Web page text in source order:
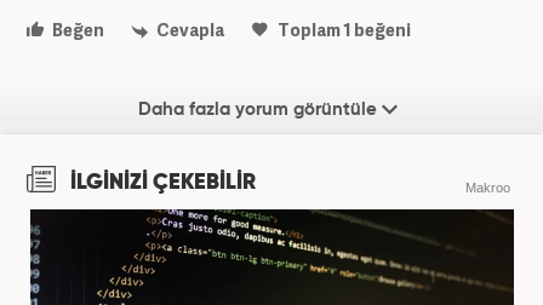
Beğen
Cevapla Toplam1 beğeni
Daha fazla yorum görüntüle
İLGİNİZİ ÇEKEBİLİR Makroo